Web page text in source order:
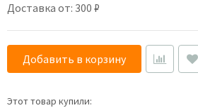
Доставка от: 300 ₽
Добавить в корзину
Этот товар купили: